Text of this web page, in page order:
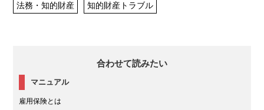
法務・知的財産
知的財産トラブル
合わせて読みたい
マニュアル
雇用保険とは